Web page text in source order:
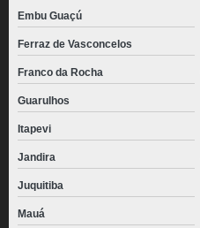
Embu Guaçú
Ferraz de Vasconcelos
Franco da Rocha
Guarulhos
Itapevi
Jandira
Juquitiba
Mauá